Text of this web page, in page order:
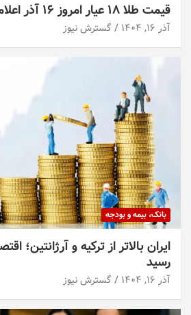
قیمت طلا ۱۸ عیار امروز ۱۶ آذر اعلام شد + جدول
آذر ۱۶, ۱۴۰۴ گسترش نیوز
بانک، بیمه و بودجه
ایران بالاتر از ترکیه و آرژانتین؛
رسید
آذر ۱۶, ۱۴۰۴ گسترش نیوز